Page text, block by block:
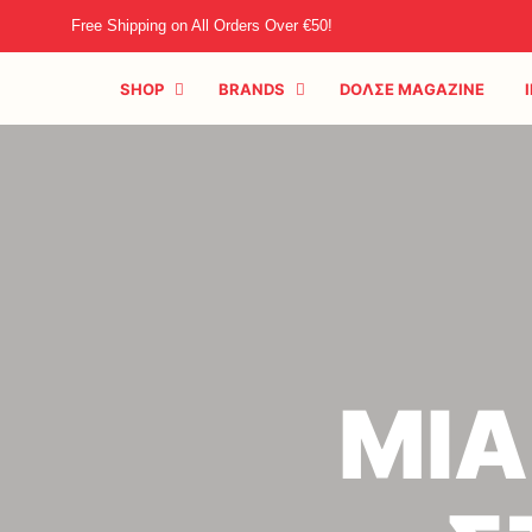
Free Shipping on All Orders Over €50!
SHOP BRANDS DOΛΣE MAGAZINE